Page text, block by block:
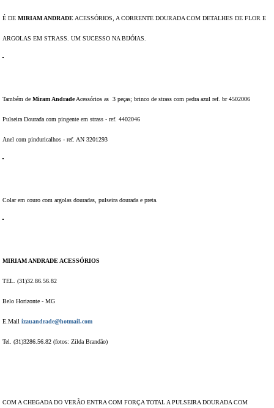
É DEMIRIAM ANDRADE ACESSÓRIOS, A CORRENTE DOURADA COM DETALHES DE FLOR E
ARGOLAS EM STRASS. UM SUCESSO NA BIJÓIAS.
Também deMiram AndradeAcessórios as 3 peças; brinco de strass com pedra azul ref. br 4502006
Pulseira Dourada com pingente em strass - ref. 4402046
Anel com pinduricalhos - ref. AN 3201293
Colar em couro com argolas douradas, pulseira dourada e preta.
MIRIAM ANDRADE ACESSÓRIOS
TEL. (31)32.86.56.82
Belo Horizonte - MG
E.Mailizauandrade@hotmail.com
Tel. (31)3286.56.82 (fotos: Zilda Brandão)
COM A CHEGADA DO VERÃO ENTRA COM FORÇA TOTAL A PULSEIRA DOURADA COM